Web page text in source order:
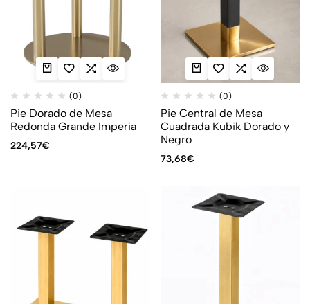
(0)
Pie Dorado de Mesa
Redonda Grande Imperia
224,57€
(0)
Pie Central de Mesa
Cuadrada Kubik Dorado y
Negro
73,68€